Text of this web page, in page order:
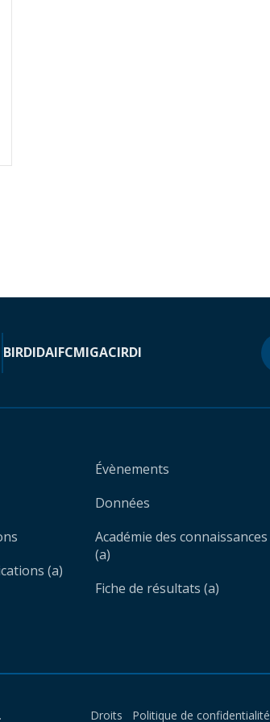
BIRDIDAIFCMIGACIRDI
(a)
Évènements
Données
Académie des connaissances
(a)
Fiche de résultats (a)
Droits Politique de confidentialité